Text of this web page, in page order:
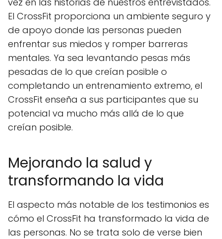
El CrossFit proporciona un ambiente seguro y
de apoyo donde las personas pueden
enfrentar sus miedos y romper barreras
mentales. Ya sea levantando pesas más
pesadas de lo que creían posible o
completando un entrenamiento extremo, el
CrossFit enseña a sus participantes que su
potencial va mucho más allá de lo que
creían posible.
Mejorando la salud y
transformando la vida
El aspecto más notable de los testimonios es
cómo el CrossFit ha transformado la vida de
las personas. No se trata solo de verse bien